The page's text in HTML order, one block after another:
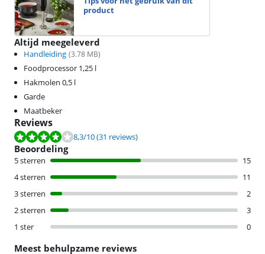
product
Altijd meegeleverd
Handleiding (3.78 MB)
Foodprocessor 1,25 l
Hakmolen 0,5 l
Garde
Maatbeker
Reviews
Beoordeling is 8,3 van de 10, gebaseerd op 31 reviews.
8,3/10(31 reviews)
Beoordeling
5 sterren
15
4 sterren
11
3 sterren
2
2 sterren
3
1 ster
0
Meest behulpzame reviews